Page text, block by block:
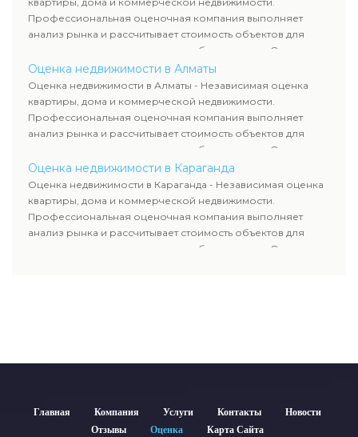
всему Казахстану.
Профессиональная оценочная компания выполняет
анализ рынка и рассчитывает стоимость объектов для
продажи, ипотеки, аренды и судебных споров. Оценка
недвижимости включает современные методы и
гарантирует объективные результаты. Отчеты
используются для банков, судов и страховых компаний по
всему Казахстану.
Оценка недвижимости в Алматы
Оценка недвижимости в Алматы - Независимая оценка
квартиры, дома и коммерческой недвижимости.
Профессиональная оценочная компания выполняет
анализ рынка и рассчитывает стоимость объектов для
продажи, ипотеки, аренды и судебных споров. Оценка
недвижимости включает современные методы и
гарантирует объективные результаты. Отчеты
используются для банков, судов и страховых компаний по
всему Казахстану.
Оценка недвижимости в Караганда
Оценка недвижимости в Караганда - Независимая оценка
квартиры, дома и коммерческой недвижимости.
Профессиональная оценочная компания выполняет
анализ рынка и рассчитывает стоимость объектов для
продажи, ипотеки, аренды и судебных споров. Оценка
Главная Компания Услуги Контакты
Новости
Отзывы
Оценка Карта Сайта